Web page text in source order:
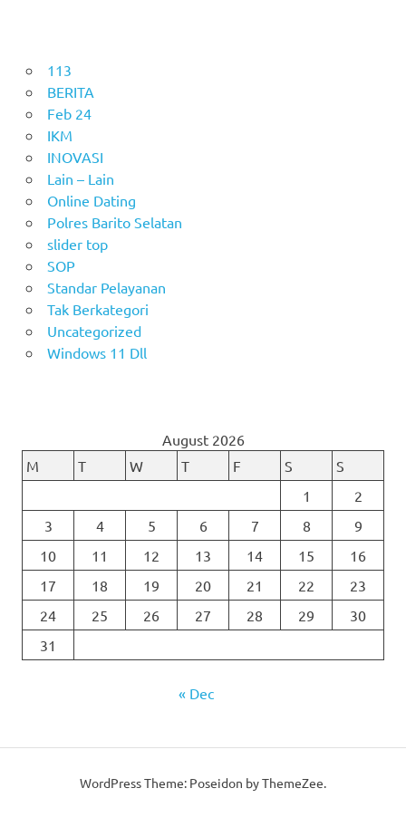
113
BERITA
Feb 24
IKM
INOVASI
Lain – Lain
Online Dating
Polres Barito Selatan
slider top
SOP
Standar Pelayanan
Tak Berkategori
Uncategorized
Windows 11 Dll
August 2026
M
T W T F S
S
1
2
3
4 5 6 7 8
9
10
11 12 13 14 15
16
17
18 19 20 21 22
23
24
25 26 27 28 29
30
31
« Dec
WordPress Theme: Poseidon by ThemeZee.